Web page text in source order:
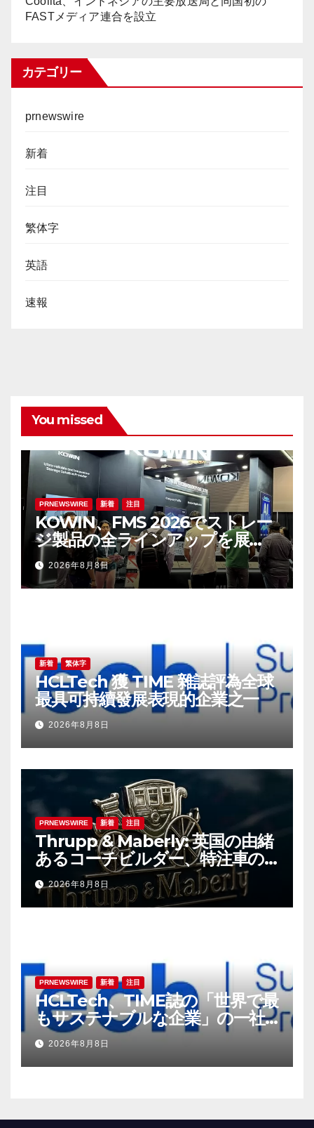
FASTメディア連合を設立
カテゴリー
prnewswire
新着
注目
繁体字
英語
速報
You missed
PRNEWSWIRE 新着 注目
KOWIN、FMS 2026でストレー
ジ製品の全ラインアップを展
示：高性能ストレージ製品がAI分
野の革新を牽引
2026年8月8日
新着 繁体字
HCLTech 獲 TIME 雜誌評為全球
最具可持續發展表現的企業之一
2026年8月8日
PRNEWSWIRE 新着 注目
Thrupp & Maberly: 英国の由緒
あるコーチビルダー、特注車の
新時代へ
2026年8月8日
PRNEWSWIRE 新着 注目
HCLTech、TIME誌の「世界で最
もサステナブルな企業」の一社
に選出
2026年8月8日